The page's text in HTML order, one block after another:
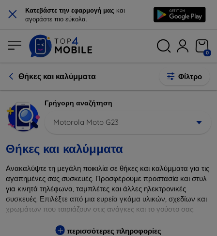
× Κατεβάστε την εφαρμογή μας και
αγοράστε πιο εύκολα.
0
Θήκες και καλύμματα Φίλτρο
Γρήγορη αναζήτηση
Motorola Moto G23
Θήκες και καλύμματα
Ανακαλύψτε τη μεγάλη ποικιλία σε θήκες και καλύμματα για τις
αγαπημένες σας συσκευές. Προσφέρουμε προστασία και στυλ
για κινητά τηλέφωνα, ταμπλέτες και άλλες ηλεκτρονικές
συσκευές. Επιλέξτε από μια ευρεία γκάμα υλικών, σχεδίων και
χρωμάτων που ταιριάζουν στις ανάγκες και το γούστο σας.
πτώσεις και άλλες φθορές, ενώ παράλληλα δίνετε ένα
περισσότερες πληροφορίες